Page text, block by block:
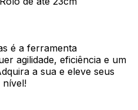
é a ferramenta
agilidade, eficiência e um
a sua e eleve seus
nível!